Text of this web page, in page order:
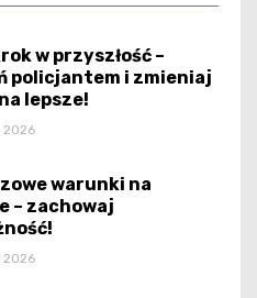
w przyszłość –
policjantem i zmieniaj
lepsze!
2026
warunki na
– zachowaj
2026